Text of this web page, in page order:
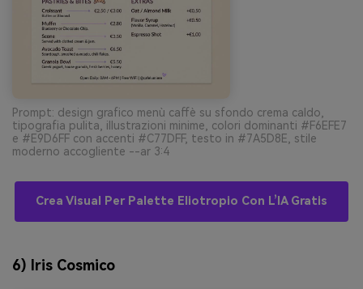
Prompt: design grafico menù caffè su sfondo crema caldo,
tipografia pulita, illustrazioni minime, colori dominanti #F6EFE7
e #E9D6FF con accenti #C77DFF, testo in #7A5D8E, stile
moderno accogliente --ar 3:4
Crea Visual Per Palette Eliotropio Con L’IA Gratis
6) Iris Cosmico